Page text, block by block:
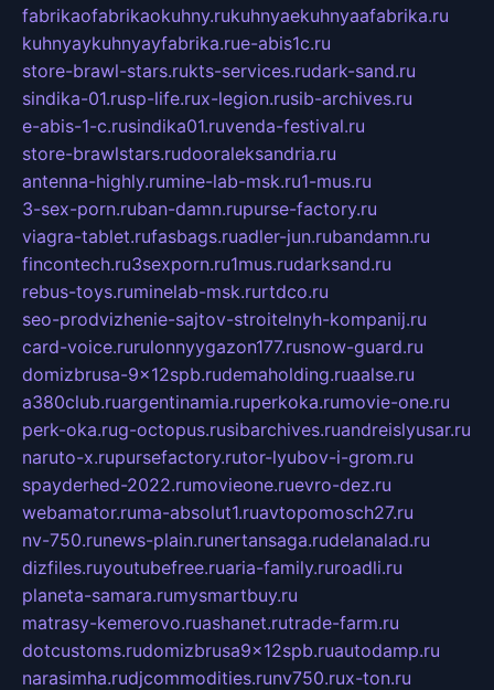
fabrikaofabrikaokuhny.rukuhnyaekuhnyaafabrika.ru
kuhnyaykuhnyayfabrika.rue-abis1c.ru
store-brawl-stars.rukts-services.rudark-sand.ru
sindika-01.rusp-life.rux-legion.rusib-archives.ru
e-abis-1-c.rusindika01.ruvenda-festival.ru
store-brawlstars.rudooraleksandria.ru
antenna-highly.rumine-lab-msk.ru1-mus.ru
3-sex-porn.ruban-damn.rupurse-factory.ru
viagra-tablet.rufasbags.ruadler-jun.rubandamn.ru
fincontech.ru3sexporn.ru1mus.rudarksand.ru
rebus-toys.ruminelab-msk.rurtdco.ru
seo-prodvizhenie-sajtov-stroitelnyh-kompanij.ru
card-voice.rurulonnyygazon177.rusnow-guard.ru
domizbrusa-9x12spb.rudemaholding.ruaalse.ru
a380club.ruargentinamia.ruperkoka.rumovie-one.ru
perk-oka.rug-octopus.rusibarchives.ruandreislyusar.ru
naruto-x.rupursefactory.rutor-lyubov-i-grom.ru
spayderhed-2022.rumovieone.ruevro-dez.ru
webamator.ruma-absolut1.ruavtopomosch27.ru
nv-750.runews-plain.runertansaga.rudelanalad.ru
dizfiles.ruyoutubefree.ruaria-family.ruroadli.ru
planeta-samara.rumysmartbuy.ru
matrasy-kemerovo.ruashanet.rutrade-farm.ru
dotcustoms.rudomizbrusa9x12spb.ruautodamp.ru
narasimha.rudjcommodities.runv750.rux-ton.ru